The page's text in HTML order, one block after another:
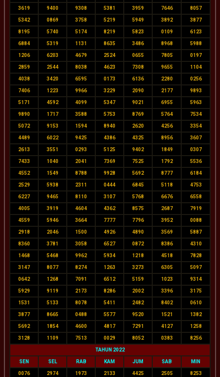
3619 9400 9308 5381 3959 7646 8057
5342 0869 3758 5219 5949 3892 3877
8195 5740 5174 8219 5823 0109 6123
6884 5319 1131 8635 3486 8968 5988
1206 6203 4679 2524 0655 7805 0197
2859 2544 8038 4623 7308 9655 1104
4038 3420 6595 0173 6136 2280 0256
7406 1223 9966 3229 2090 2177 9893
5171 4592 4099 5347 9021 6955 5963
9890 1717 3588 5753 8769 5764 7534
5072 9153 1594 8940 2620 4256 3354
4489 6022 9425 4386 4325 8956 3607
2613 3551 0293 5125 9402 1849 0307
7433 1040 2041 7369 7525 1792 5536
4552 1549 8788 9928 5692 8777 6184
2529 5938 2311 0444 6845 5118 4753
6227 9465 8110 3107 5768 6676 6558
4005 3919 4604 4362 8575 2687 7919
4559 5946 3664 7777 7796 3952 0088
2918 2046 1500 4926 4890 3569 5887
8360 3781 3058 6527 0872 8386 4310
1468 5468 9962 5934 1218 4518 7828
3147 8077 8274 1263 3273 6305 5097
0642 1268 7091 6512 5159 1023 9314
5929 9119 2173 8286 2002 3396 3175
1531 5133 8078 5411 2482 8402 0610
3877 8665 0488 5577 9520 1521 1382
5692 1854 4600 4817 7291 4127 1258
3128 1109 7513 0029 8052 0383 8256
TAHUN 2022
SEN SEL RAB KAM JUM SAB MIN
0076 2974 1973 2133 4425 2505 8253